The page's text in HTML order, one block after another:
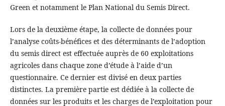
Green et notamment le Plan National du Semis Direct.
Lors de la deuxième étape, la collecte de données pour
l’analyse coûts-bénéfices et des déterminants de l’adoption
du semis direct est effectuée auprès de 60 exploitations
agricoles dans chaque zone d’étude à l’aide d’un
questionnaire. Ce dernier est divisé en deux parties
distinctes. La première partie est dédiée à la collecte de
données sur les produits et les charges de l’exploitation pour